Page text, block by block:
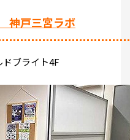
神戸三宮ラボ
ブライト4F